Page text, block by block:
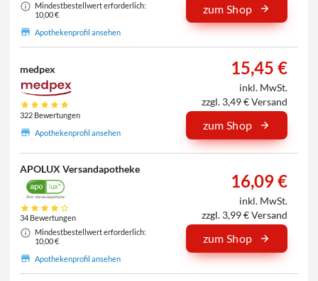
Mindestbestellwert erforderlich:
10,00 €
Apothekenprofil ansehen
zum Shop
medpex
322 Bewertungen
Apothekenprofil ansehen
15,45 €
inkl. MwSt.
zzgl. 3,49 € Versand
zum Shop
APOLUX Versandapotheke
34 Bewertungen
Mindestbestellwert erforderlich:
10,00 €
Apothekenprofil ansehen
16,09 €
inkl. MwSt.
zzgl. 3,99 € Versand
zum Shop